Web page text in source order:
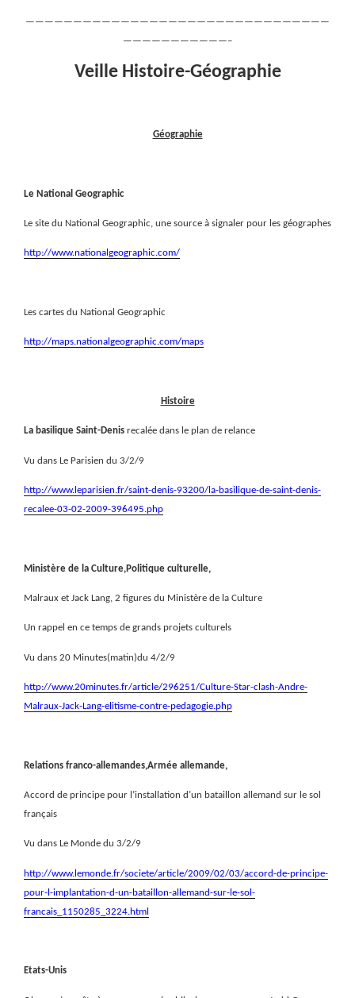
————————————————————————————————
———————————–
Veille Histoire-Géographie
Géographie
Le National Geographic
Le site du National Geographic, une source à signaler pour les géographes
http://www.nationalgeographic.com/
Les cartes du National Geographic
http://maps.nationalgeographic.com/maps
Histoire
La basilique Saint-Denis recalée dans le plan de relance
Vu dans Le Parisien du 3/2/9
http://www.leparisien.fr/saint-denis-93200/la-basilique-de-saint-denis-
recalee-03-02-2009-396495.php
Ministère de la Culture,Politique culturelle,
Malraux et Jack Lang, 2 figures du Ministère de la Culture
Un rappel en ce temps de grands projets culturels
Vu dans 20 Minutes(matin)du 4/2/9
http://www.20minutes.fr/article/296251/Culture-Star-clash-Andre-
Malraux-Jack-Lang-elitisme-contre-pedagogie.php
Relations franco-allemandes,Armée allemande,
Accord de principe pour l’installation d’un bataillon allemand sur le sol
français
Vu dans Le Monde du 3/2/9
http://www.lemonde.fr/societe/article/2009/02/03/accord-de-principe-
pour-l-implantation-d-un-bataillon-allemand-sur-le-sol-
francais_1150285_3224.html
Etats-Unis